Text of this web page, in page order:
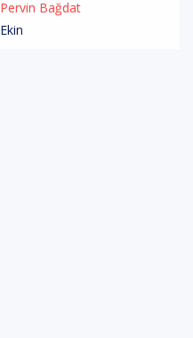
Pervin Bağdat
Ekin